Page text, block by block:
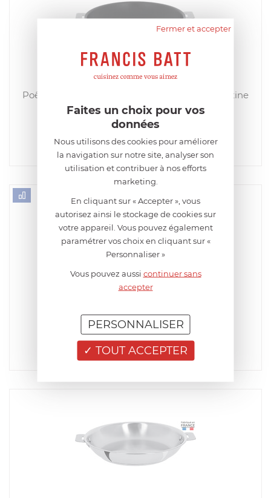
Poêle 26 cm Inox Anti-Adhérent EXCELISS Mutine
Amovible
EN STOCK - ENVOI SOUS 24/48H
142,32€
Comparer
Acheter
EN STOCK - ENVOI SOUS 24/48H
142,32€
Comparer
Acheter
Fermer et accepter
Faites un choix pour vos
données
Nous utilisons des cookies pour améliorer
la navigation sur notre site, analyser son
utilisation et contribuer à nos efforts
marketing.
En cliquant sur « Accepter », vous
autorisez ainsi le stockage de cookies sur
votre appareil. Vous pouvez également
paramétrer vos choix en cliquant sur «
Personnaliser »
Vous pouvez aussi continuer sans
accepter
TOUT ACCEPTER
PERSONNALISER